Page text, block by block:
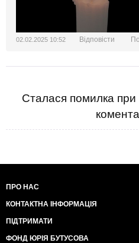
02.02.2025 10:52 Відповісти
Сталася помилка при
ПРО НАС
КОНТАКТНА ІНФОРМАЦІЯ
ПІДТРИМАТИ
ФОНД ЮРІЯ БУТУСОВА